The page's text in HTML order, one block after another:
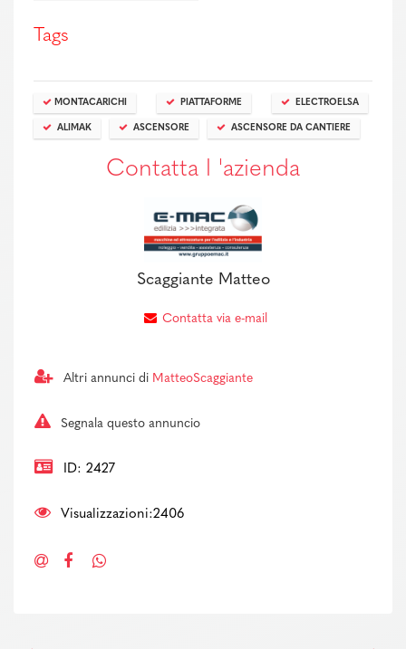
Tags
MONTACARICHI PIATTAFORME ELECTROELSA
ALIMAK ASCENSORE ASCENSORE DA CANTIERE
Contatta l 'azienda
Scaggiante Matteo
Contatta via e-mail
Altri annunci di MatteoScaggiante
Segnala questo annuncio
ID: 2427
Visualizzazioni:2406